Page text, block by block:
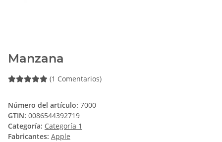
Manzana
(1 Comentarios)
Número del artículo: 7000
GTIN: 0086544392719
Categoría: Categoría 1
Fabricantes: Apple